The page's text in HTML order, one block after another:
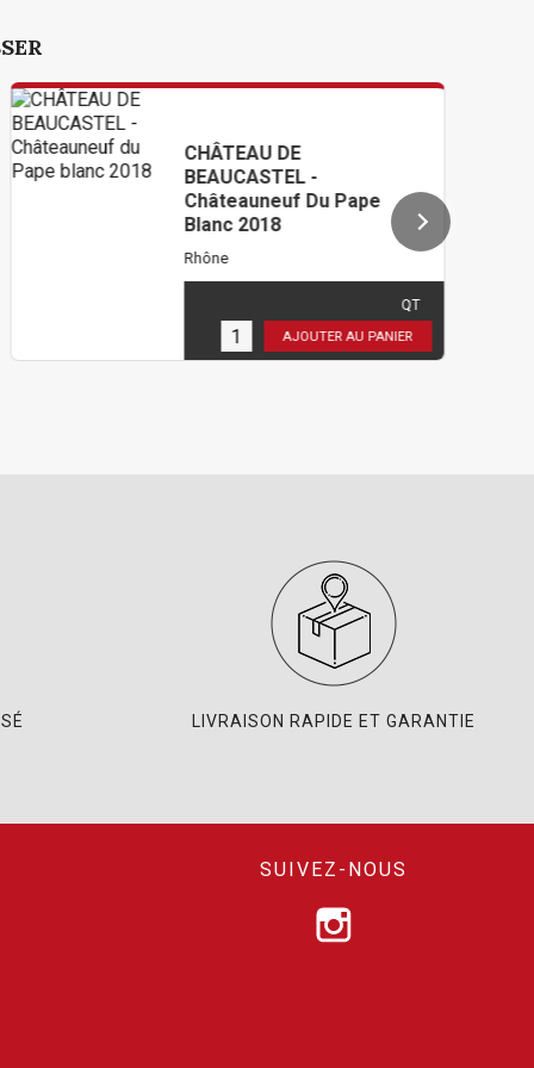
CHÂTEAU DE
BEAUCASTEL -
Châteauneuf Du Pape
Blanc 2018
Rhône
en stock AJOUTER AU PANIER
LIVRAISON RAPIDE ET GARANTIE
SUIVEZ-NOUS